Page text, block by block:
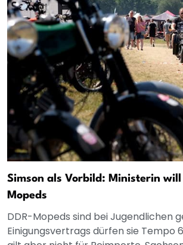
Simson als Vorbild: Ministerin will
Mopeds
DDR-Mopeds sind bei Jugendlichen
Einigungsvertrags dürfen sie Tempo